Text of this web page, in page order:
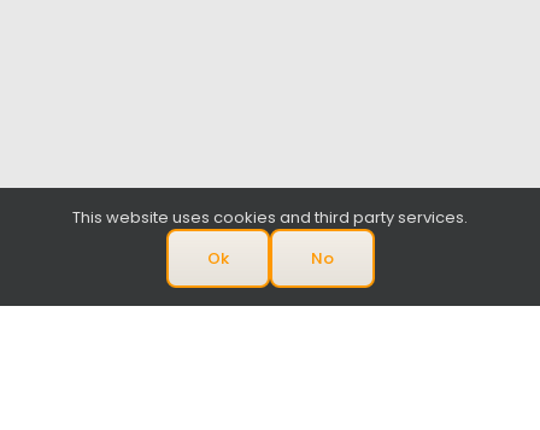
This website uses cookies and third party services.
Ok
No